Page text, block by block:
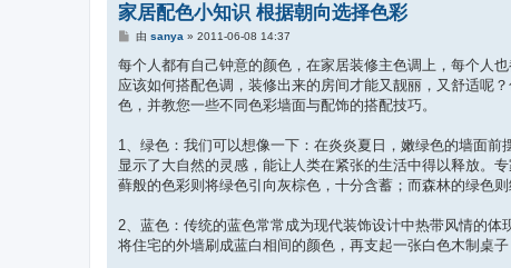
家居配色小知识 根据朝向选择色彩
帖
由 sanya » 2011-06-08 14:37
每个人都有自己钟意的颜色，在家居装修主色调上，每个人
应该如何搭配色调，装修出来的房间才能又靓丽，又舒适呢
色，并教您一些不同色彩墙面与配饰的搭配技巧。
1、绿色：我们可以想像一下：在炎炎夏日，嫩绿色的墙面
显示了大自然的灵感，能让人类在紧张的生活中得以释放。
藓般的色彩则将绿色引向灰棕色，十分含蓄；而森林的绿色则
2、蓝色：传统的蓝色常常成为现代装饰设计中热带风情的
将住宅的外墙刷成蓝白相间的颜色，再支起一张白色木制桌